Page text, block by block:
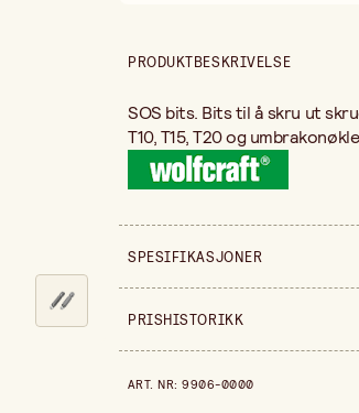
PRODUKTBESKRIVELSE
SOS bits. Bits til å skru ut
T10, T15, T20 og
SPESIFIKASJONER
Selges inn
PRISHISTORIKK
ART. NR:9906-0000